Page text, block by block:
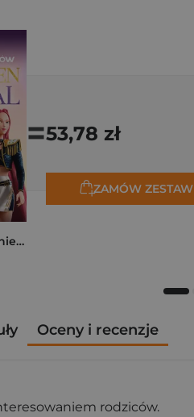
K-popowe łowczynie demonów. Mój golden journal. Oficjalny dziennik
=53,78 zł
ZAMÓW ZESTAW
Oceny i recenzje
rodziców.